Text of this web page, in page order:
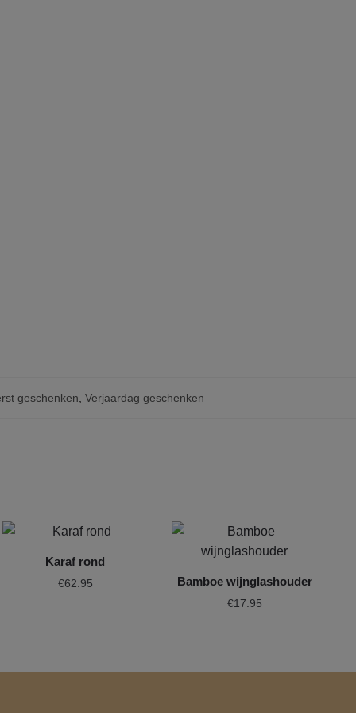
geschenken, Verjaardag geschenken
Karaf rond
€62.95 Bamboe wijnglashouder
€17.95